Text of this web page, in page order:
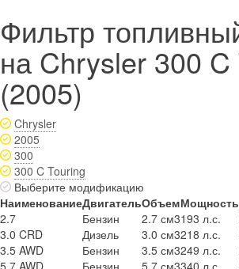
Фильтр
на Chrysler 300 C
(2005)
Chrysler
2005
300
300 C Touring
Выберите модификацию
НаименованиеДвигательОбъемМощность
2.7
Бензин 2.7 см3193 л.с.
3.0 CRD
Дизель 3.0 см3218 л.с.
3.5 AWD
Бензин 3.5 см3249 л.с.
5.7 AWD
Бензин 5.7 см3340 л.с.